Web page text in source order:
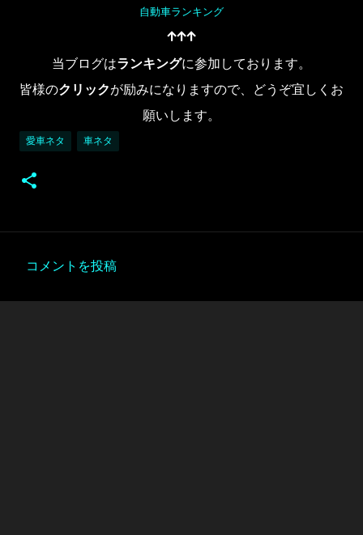
自動車ランキング
↑↑↑
当ブログはランキングに参加しております。
皆様のクリックが励みになりますので、どうぞ宜しくお
願いします。
愛車ネタ 車ネタ
コメントを投稿